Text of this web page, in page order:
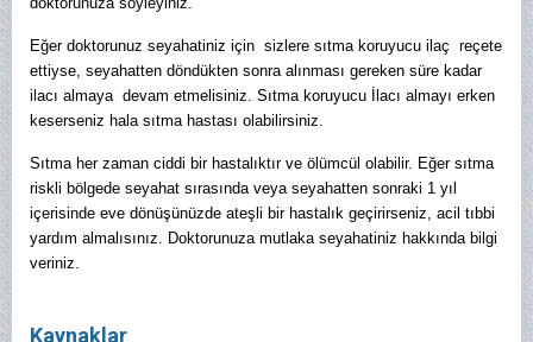
Eğer doktorunuz seyahatiniz için sizlere sıtma koruyucu ilaç reçete
ettiyse, seyahatten döndükten sonra alınması gereken süre kadar
ilacı almaya devam etmelisiniz. Sıtma koruyucu İlacı almayı erken
keserseniz hala sıtma hastası olabilirsiniz.
Sıtma her zaman ciddi bir hastalıktır ve ölümcül olabilir. Eğer sıtma
riskli bölgede seyahat sırasında veya seyahatten sonraki 1 yıl
içerisinde eve dönüşünüzde ateşli bir hastalık geçirirseniz, acil tıbbi
yardım almalısınız. Doktorunuza mutlaka seyahatiniz hakkında bilgi
veriniz.
Kaynaklar